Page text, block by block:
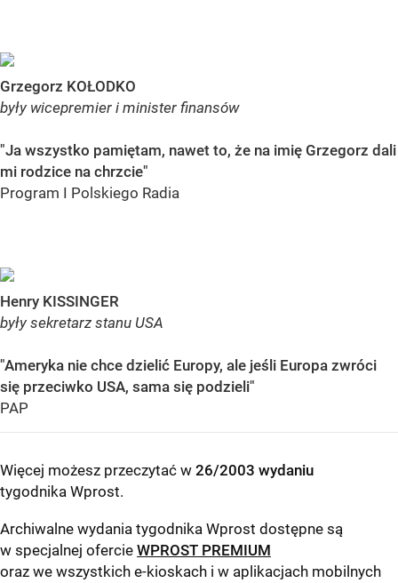
Grzegorz KOŁODKO
były wicepremier i minister finansów
"Ja wszystko pamiętam, nawet to, że na imię Grzegorz dali
mi rodzice na chrzcie"
Program I Polskiego Radia
Henry KISSINGER
były sekretarz stanu USA
"Ameryka nie chce dzielić Europy, ale jeśli Europa zwróci
się przeciwko USA, sama się podzieli"
PAP
Więcej możesz przeczytać w 26/2003 wydaniu
tygodnika Wprost.
Archiwalne wydania tygodnika Wprost dostępne są
w specjalnej ofercie WPROST PREMIUM
oraz we wszystkich e-kioskach i w aplikacjach mobilnych